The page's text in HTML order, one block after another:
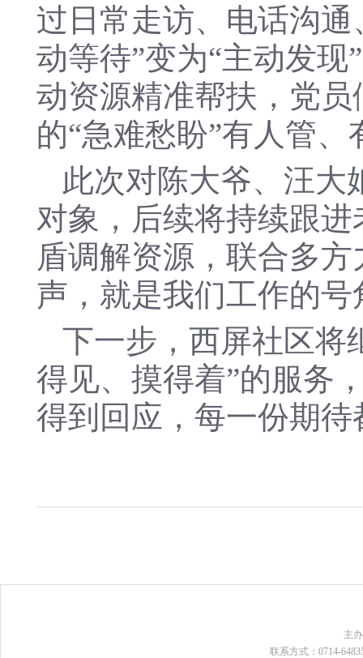
过日常走访、电话沟
动等待”变为“主动发
动资源精准帮扶，党
的“急难愁盼”有人管
此次对陈大爷、汪大
对象，后续将持续跟
盾调解资源，联合多
声，就是我们工作的
下一步，西屏社区将
得见、摸得着”的服务
得到回应，每一份期
主
联系方式：0714-